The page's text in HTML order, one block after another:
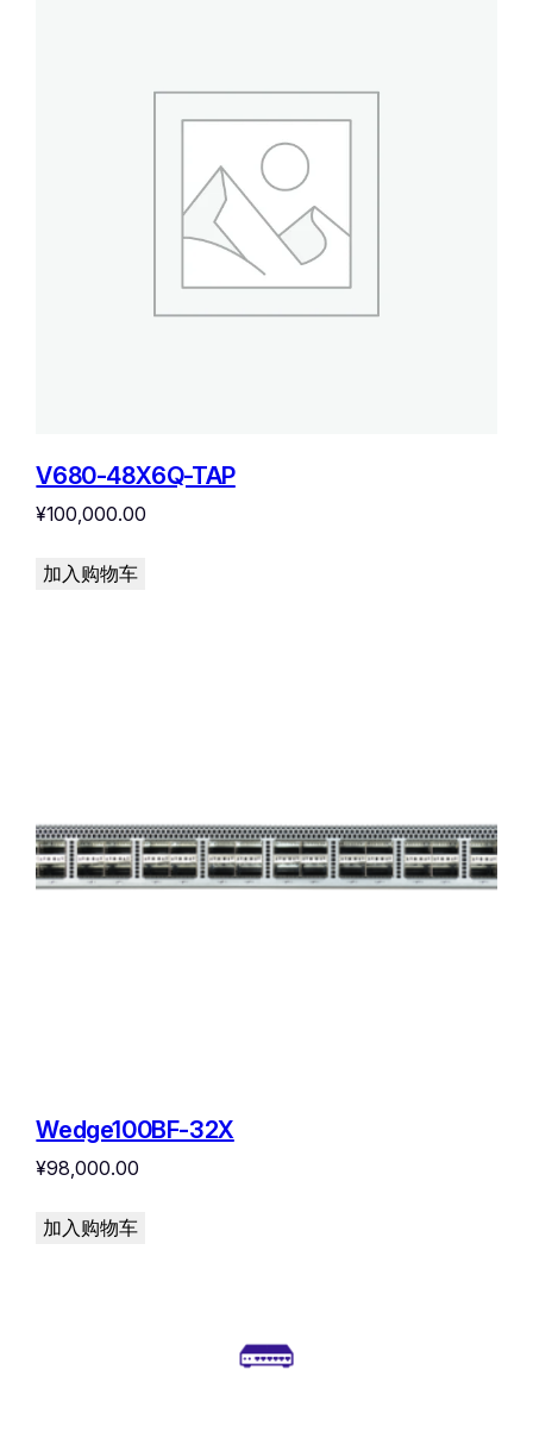
V680-48X6Q-TAP
¥100,000.00
加入购物车
Wedge100BF-32X
¥98,000.00
加入购物车